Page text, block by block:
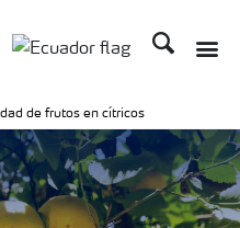
Buscar
de frutos en cítricos